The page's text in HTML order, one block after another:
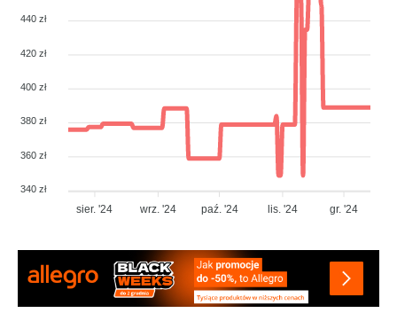
440 zł
420 zł
400 zł
380 zł
360 zł
340 zł
sier. '24 wrz. '24 paź. '24 lis. '24 gr. '24